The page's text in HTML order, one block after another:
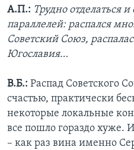
А.П.: Трудно отделаться
параллелей: распался
Советский Союз,
Югославия…
В.Б.: Распад Советского
счастью, практически
некоторые локальные
все пошло гораздо хуже.
– как раз вина именно